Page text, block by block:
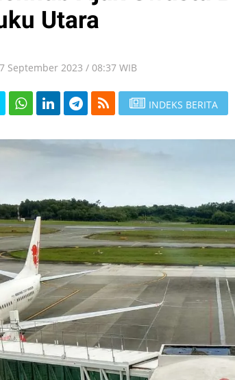
Utara
September 2023 / 08:37 WIB
INDEKS BERITA